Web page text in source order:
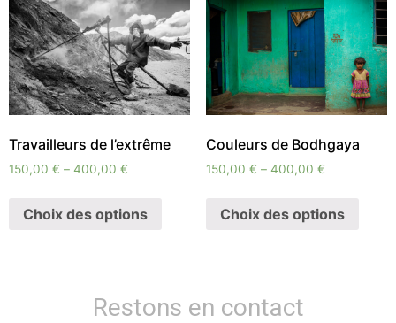
Travailleurs de l’extrême
150,00 € – 400,00 €
Choix des options
Couleurs de Bodhgaya
150,00 € – 400,00 €
Choix des options
Restons en contact